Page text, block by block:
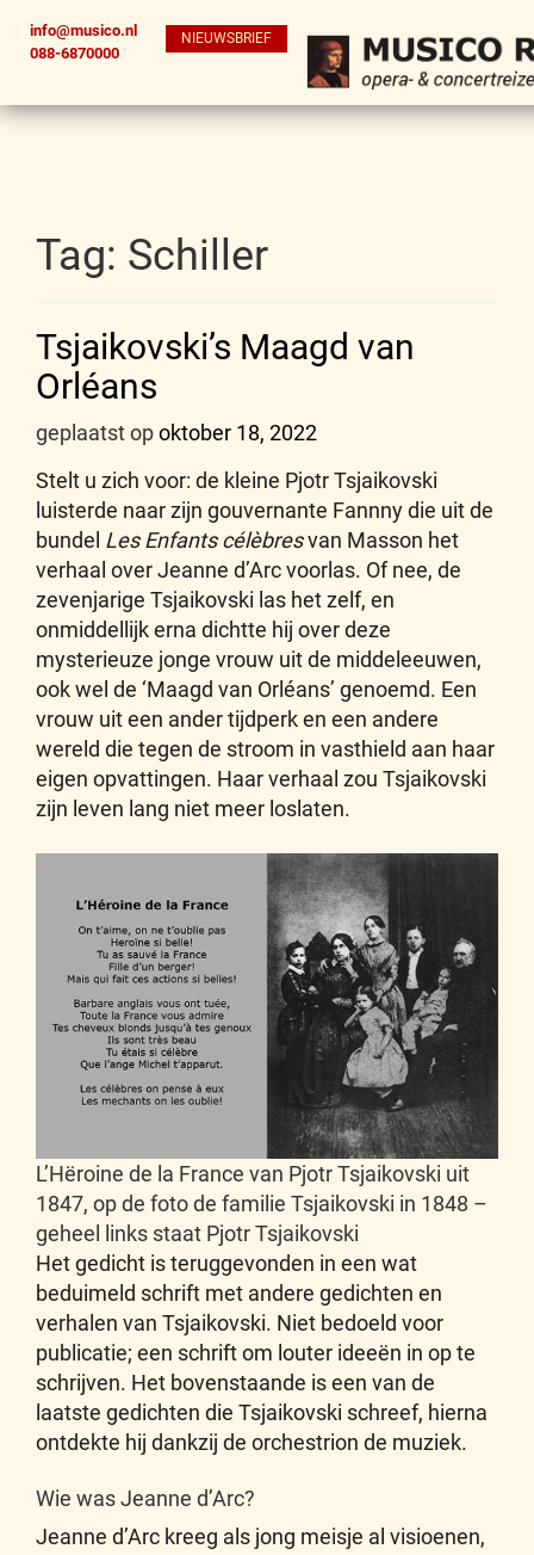
info@musico.nl
088-6870000
NIEUWSBRIEF
Tag: Schiller
Tsjaikovski’s Maagd van
Orléans
geplaatst opoktober 18, 2022
Stelt u zich voor: de kleine Pjotr Tsjaikovski
luisterde naar zijn gouvernante Fannny die uit de
bundel Les Enfants célèbresvan Masson het
verhaal over Jeanne d’Arc voorlas. Of nee, de
zevenjarige Tsjaikovski las het zelf, en
onmiddellijk erna dichtte hij over deze
mysterieuze jonge vrouw uit de middeleeuwen,
ook wel de ‘Maagd van Orléans’ genoemd. Een
vrouw uit een ander tijdperk en een andere
wereld die tegen de stroom in vasthield aan haar
eigen opvattingen. Haar verhaal zou Tsjaikovski
zijn leven lang niet meer loslaten.
L’Hëroine de la France van Pjotr Tsjaikovski uit
1847, op de foto de familie Tsjaikovski in 1848 –
geheel links staat Pjotr Tsjaikovski
Het gedicht is teruggevonden in een wat
beduimeld schrift met andere gedichten en
verhalen van Tsjaikovski. Niet bedoeld voor
publicatie; een schrift om louter ideeën in op te
schrijven. Het bovenstaande is een van de
laatste gedichten die Tsjaikovski schreef, hierna
ontdekte hij dankzij de orchestrion de muziek.
Wie was Jeanne d’Arc?
Jeanne d’Arc kreeg als jong meisje al visioenen,